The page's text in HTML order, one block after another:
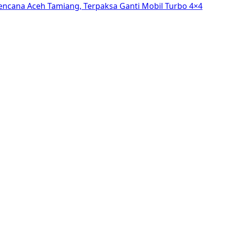
Aceh Tamiang, Terpaksa Ganti Mobil Turbo 4×4